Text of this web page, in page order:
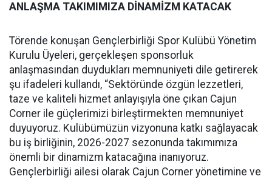
ANLAŞMA TAKIMIMIZA DİNAMİZM KATACAK
Törende konuşan Gençlerbirliği Spor Kulübü Yönetim
Kurulu Üyeleri, gerçekleşen sponsorluk
anlaşmasından duydukları memnuniyeti dile getirerek
şu ifadeleri kullandı, “Sektöründe özgün lezzetleri,
taze ve kaliteli hizmet anlayışıyla öne çıkan Cajun
Corner ile güçlerimizi birleştirmekten memnuniyet
duyuyoruz. Kulübümüzün vizyonuna katkı sağlayacak
bu iş birliğinin, 2026-2027 sezonunda takımımıza
önemli bir dinamizm katacağına inanıyoruz.
Gençlerbirliği ailesi olarak Cajun Corner yönetimine ve